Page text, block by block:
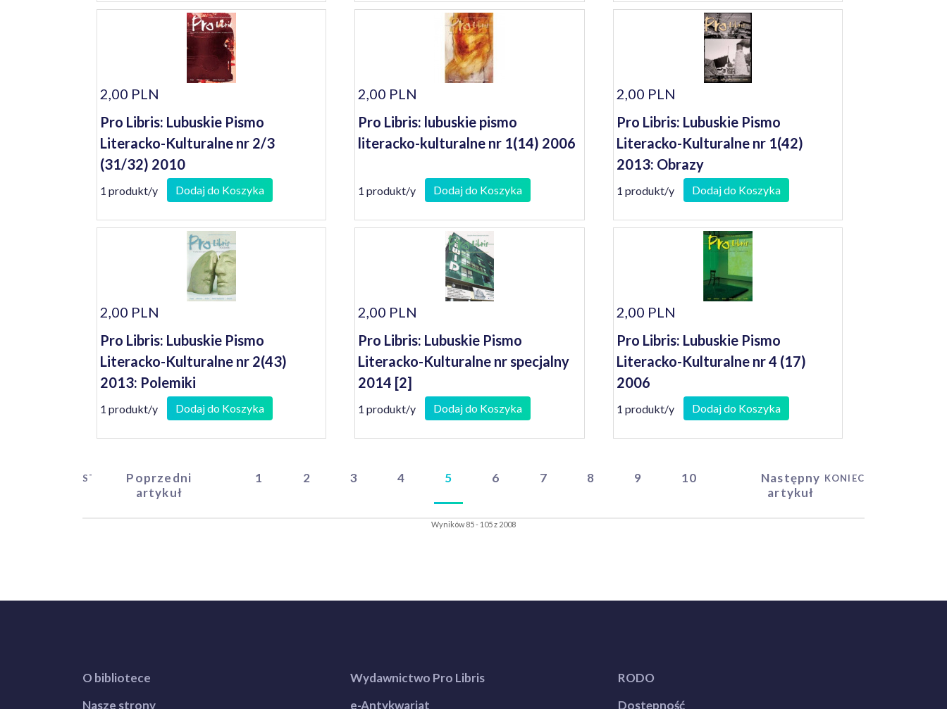
2,00 PLN
Pro Libris: Lubuskie Pismo
Literacko-Kulturalne nr 2/3
(31/32) 2010
1 produkt/y Dodaj do Koszyka
2,00 PLN
Pro Libris: lubuskie pismo
literacko-kulturalne nr 1(14) 2006
1 produkt/y Dodaj do Koszyka
2,00 PLN
Pro Libris: Lubuskie Pismo
Literacko-Kulturalne nr 1(42)
2013: Obrazy
1 produkt/y Dodaj do Koszyka
2,00 PLN
Pro Libris: Lubuskie Pismo
Literacko-Kulturalne nr 2(43)
2013: Polemiki
1 produkt/y Dodaj do Koszyka
2,00 PLN
Pro Libris: Lubuskie Pismo
Literacko-Kulturalne nr specjalny
2014 [2]
1 produkt/y Dodaj do Koszyka
2,00 PLN
Pro Libris: Lubuskie Pismo
Literacko-Kulturalne nr 4 (17)
2006
1 produkt/y Dodaj do Koszyka
START
Poprzedni
artykuł
1 2 3 4 5 6 7 8 9 10
Następny
artykuł
KONIEC
Wyników 85 - 105 z 2008
O bibliotece
Nasze strony
Wydawnictwo Pro Libris
e-Antykwariat
RODO
Dostępność